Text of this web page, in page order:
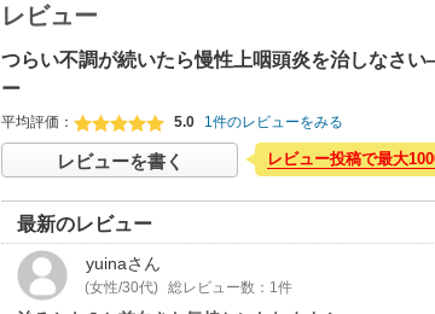
レビュー
つらい不調が続いたら慢性上咽頭炎を治しなさ
ー
平均評価： 5.0 1件のレビューをみる
レビューを書く レビュー投稿で最大
最新のレビュー
yuinaさん
(女性/30代) 総レビュー数：1件